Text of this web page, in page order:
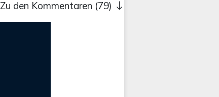
Zu den Kommentaren (79)